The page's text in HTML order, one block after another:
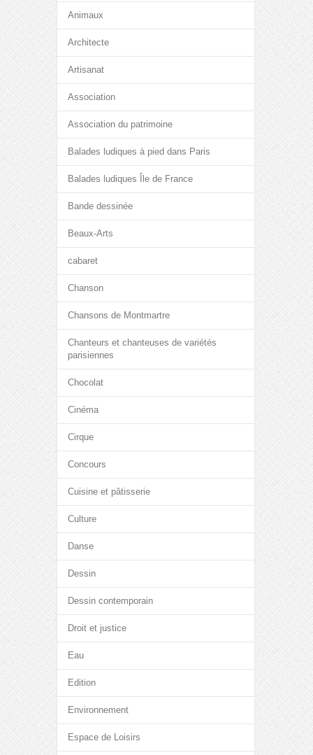
Animaux
Architecte
Artisanat
Association
Association du patrimoine
Balades ludiques à pied dans Paris
Balades ludiques Île de France
Bande dessinée
Beaux-Arts
cabaret
Chanson
Chansons de Montmartre
Chanteurs et chanteuses de variétés
parisiennes
Chocolat
Cinéma
Cirque
Concours
Cuisine et pâtisserie
Culture
Danse
Dessin
Dessin contemporain
Droit et justice
Eau
Edition
Environnement
Espace de Loisirs